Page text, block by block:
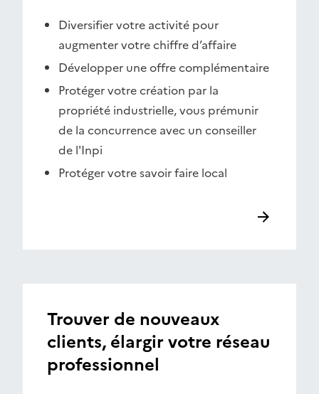
Diversifier votre activité pour
augmenter votre chiffre d’affaire
Développer une offre complémentaire
Protéger votre création par la
propriété industrielle, vous prémunir
de la concurrence avec un conseiller
de l'Inpi
Protéger votre savoir faire local
Trouver de nouveaux
clients, élargir votre réseau
professionnel